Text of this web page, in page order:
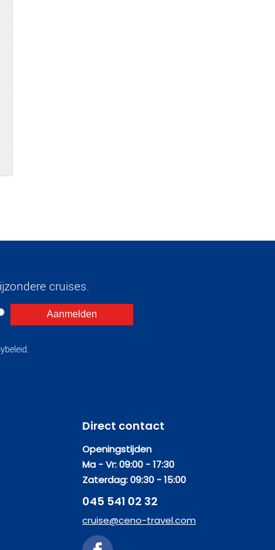
cruises.
Direct contact
Openingstijden
Ma - Vr: 09:00 - 17:30
Zaterdag: 09:30 - 15:00
045 541 02 32
cruise@ceno-travel.com